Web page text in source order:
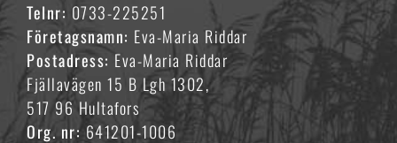
Telnr: 0733-225251
Företagsnamn: Eva-Maria Riddar
Postadress: Eva-Maria Riddar
Fjällavägen 15 B Lgh 1302,
517 96 Hultafors
Org. nr: 641201-1006